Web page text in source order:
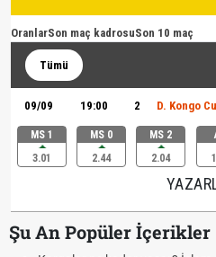
OranlarSon maç kadrosuSon 10 maç
Tümü
09/09 19:00 2 D. Kongo
MS 1
3.01
MS 0
2.44
MS 2
2.04
Şu An Popüler İçerikler